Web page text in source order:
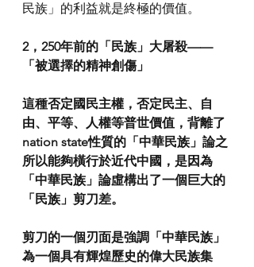
民族」的利益就是終極的價值。
2，250年前的「民族」大屠殺——
「被選擇的精神創傷」
這種否定國民主權，否定民主、自
由、平等、人權等普世價值，背離了
nation state性質的「中華民族」論之
所以能夠橫行於近代中國，是因為
「中華民族」論虛構出了一個巨大的
「民族」剪刀差。
剪刀的一個刃面是強調「中華民族」
為一個具有輝煌歷史的偉大民族集